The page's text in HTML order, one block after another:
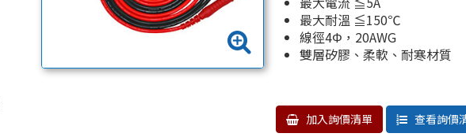
最大耐溫 ≦150℃
線徑4Φ，20AWG
雙層矽膠、柔軟、耐寒材質
加入詢價清單 查看詢價